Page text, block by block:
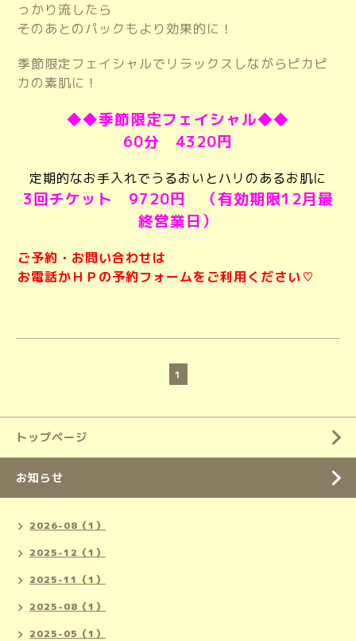
っかり流したら
そのあとのパックもより効果的に！
季節限定フェイシャルでリラックスしながらピカピ
カの素肌に！
◆◆季節限定フェイシャル◆◆
60分 4320円
定期的なお手入れでうるおいとハリのあるお肌に
3回チケット 9720円 （有効期限12月最
終営業日）
ご予約・お問い合わせは
お電話かＨＰの予約フォームをご利用ください♡
1
トップページ
お知らせ
2026-08（1）
2025-12（1）
2025-11（1）
2025-08（1）
2025-05（1）